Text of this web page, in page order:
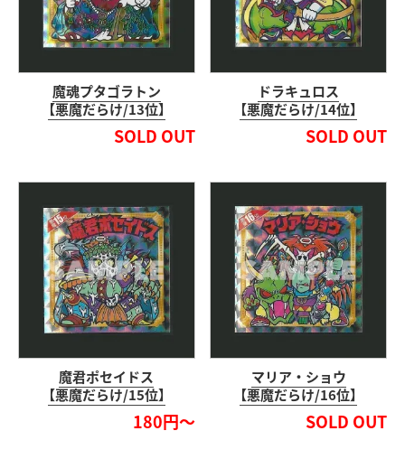
魔魂プタゴラトン
【悪魔だらけ/13位】
SOLD OUT
ドラキュロス
【悪魔だらけ/14位】
SOLD OUT
魔君ポセイドス
【悪魔だらけ/15位】
180円～
マリア・ショウ
【悪魔だらけ/16位】
SOLD OUT